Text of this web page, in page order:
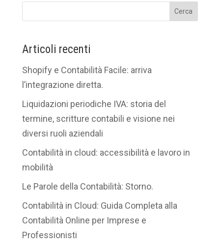
Cerca
Articoli recenti
Shopify e Contabilità Facile: arriva
l’integrazione diretta.
Liquidazioni periodiche IVA: storia del
termine, scritture contabili e visione nei
diversi ruoli aziendali
Contabilità in cloud: accessibilità e lavoro in
mobilità
Le Parole della Contabilità: Storno.
Contabilità in Cloud: Guida Completa alla
Contabilità Online per Imprese e
Professionisti